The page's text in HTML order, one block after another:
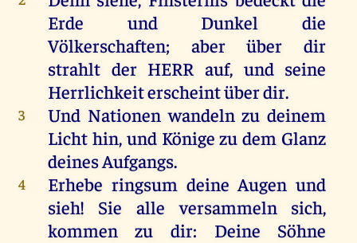
Erde
und Dunkel
die
Völkerschaften; aber über
dir
strahlt der HERR auf, und seine
Herrlichkeiterscheintüberdir.
3 UndNationenwandeln zu deinem
Licht hin, und Könige zu dem Glanz
deinesAufgangs.
4 Erhebe ringsum deine Augen und
sieh! Sie alle versammeln sich,
kommen
zu dir: Deine
Söhne